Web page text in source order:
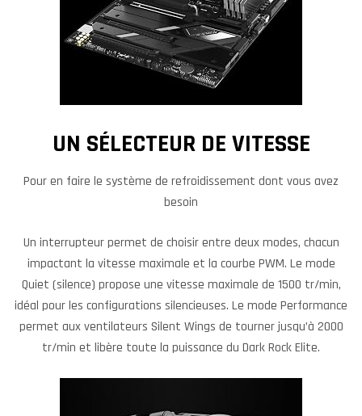
UN SÉLECTEUR DE VITESSE
Pour en faire le système de refroidissement dont vous avez
besoin
Un interrupteur permet de choisir entre deux modes, chacun
impactant la vitesse maximale et la courbe PWM. Le mode
Quiet (silence) propose une vitesse maximale de 1500 tr/min,
idéal pour les configurations silencieuses. Le mode Performance
permet aux ventilateurs Silent Wings de tourner jusqu’à 2000
tr/min et libère toute la puissance du Dark Rock Elite.